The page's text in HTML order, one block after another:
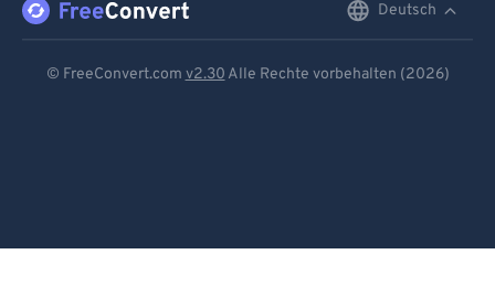
Deutsch
© FreeConvert.com v2.30 Alle Rechte vorbehalten (2026)